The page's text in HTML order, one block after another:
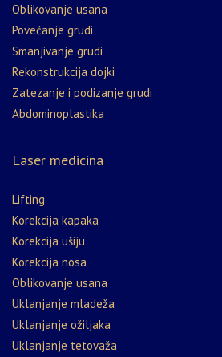
Oblikovanje usana
Povećanje grudi
Smanjivanje grudi
Rekonstrukcija dojki
Zatezanje i podizanje grudi
Abdominoplastika
Laser medicina
Lifting
Korekcija kapaka
Korekcija ušiju
Korekcija nosa
Oblikovanje usana
Uklanjanje mladeža
Uklanjanje ožiljaka
Uklanjanje tetovaža